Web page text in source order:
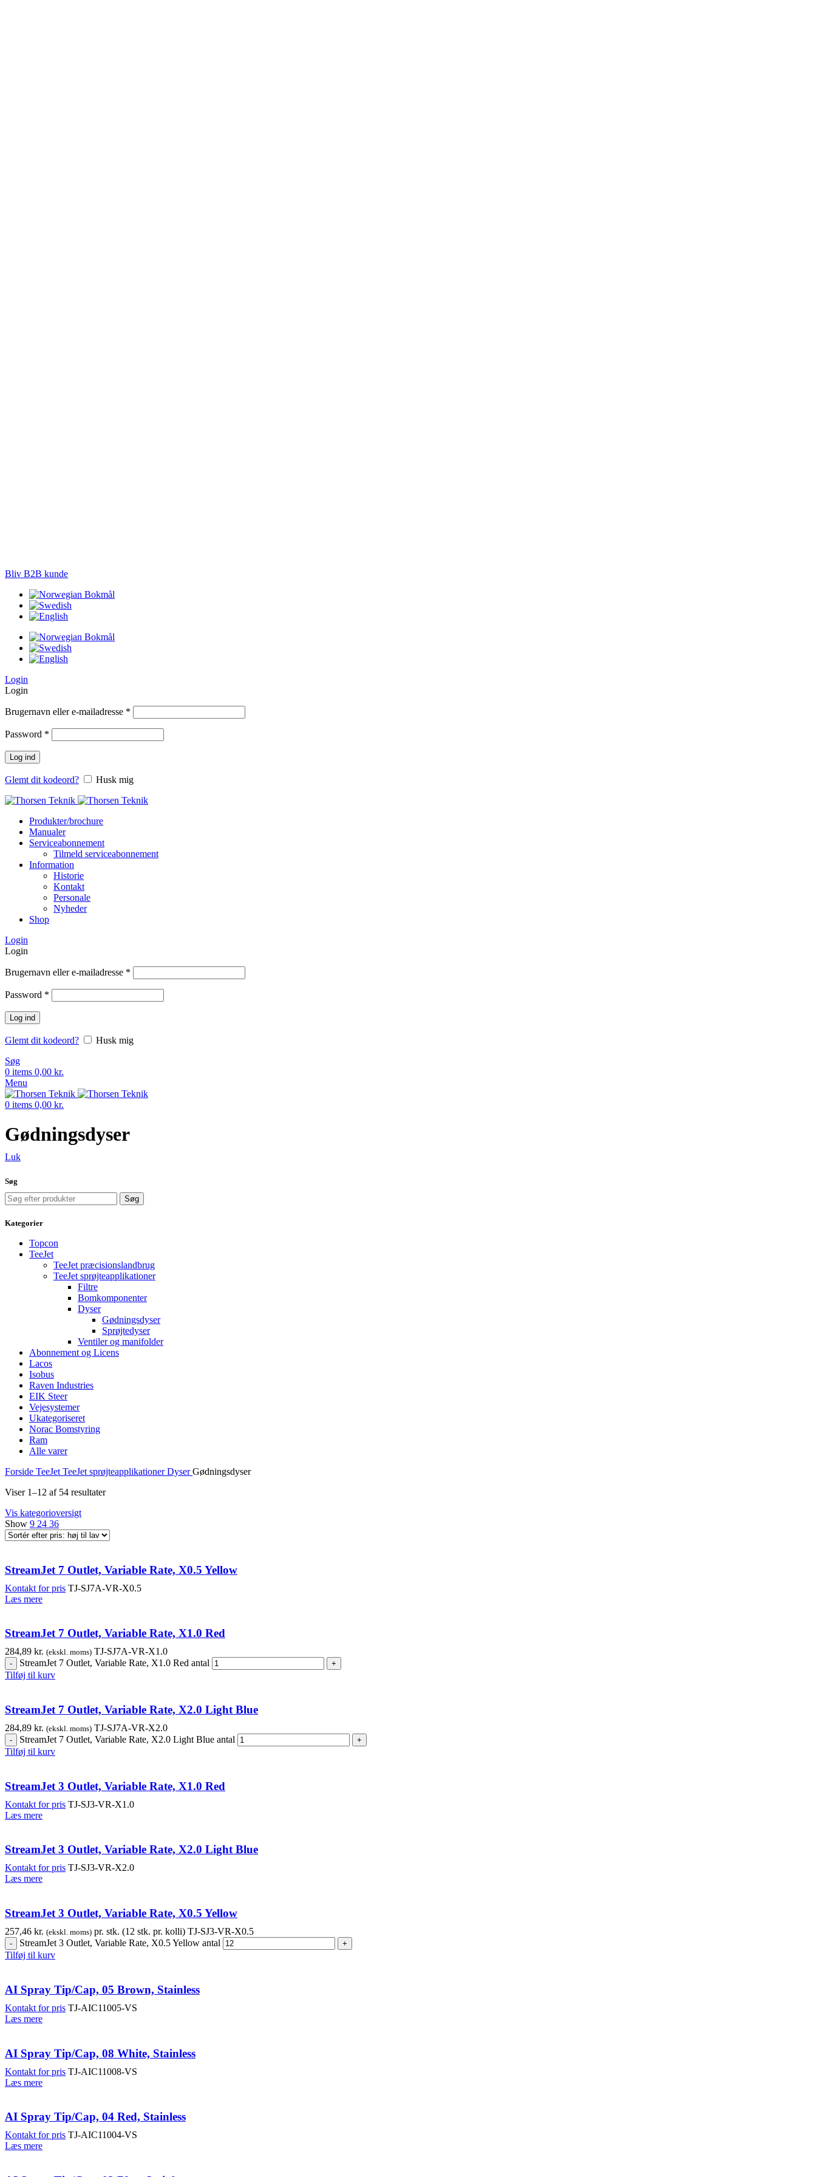
Bliv B2B kunde
Login
Login
Brugernavn eller e-mailadresse *
Password *
Log ind
Glemt dit kodeord? Husk mig
Produkter/brochure
Manualer
Serviceabonnement
Tilmeld serviceabonnement
Information
Historie
Kontakt
Personale
Nyheder
Shop
Login
Login
Brugernavn eller e-mailadresse *
Password *
Log ind
Glemt dit kodeord?
Husk mig
Søg
0 items 0,00 kr.
Menu
0 items 0,00 kr.
Gødningsdyser
Luk
Søg
Søg
Kategorier
Topcon
TeeJet
TeeJet præcisionslandbrug
TeeJet sprøjteapplikationer
Filtre
Bomkomponenter
Dyser
Gødningsdyser
Sprøjtedyser
Ventiler og manifolder
Abonnement og Licens
Lacos
Isobus
Raven Industries
EIK Steer
Vejesystemer
Ukategoriseret
Norac Bomstyring
Ram
Alle varer
Forside TeeJet TeeJet sprøjteapplikationerDyserGødningsdyser
Viser 1–12 af 54 resultater
Vis kategorioversigt
Show 9 24 36
StreamJet 7 Outlet, Variable Rate, X0.5 Yellow
Kontakt for pris TJ-SJ7A-VR-X0.5
Læs mere
StreamJet 7 Outlet, Variable Rate, X1.0 Red
284,89 kr. (ekskl. moms) TJ-SJ7A-VR-X1.0
StreamJet 7 Outlet, Variable Rate, X1.0 Red antal
Tilføj til kurv
StreamJet 7 Outlet, Variable Rate, X2.0 Light Blue
284,89 kr. (ekskl. moms) TJ-SJ7A-VR-X2.0
StreamJet 7 Outlet, Variable Rate, X2.0 Light Blue antal
Tilføj til kurv
StreamJet 3 Outlet, Variable Rate, X1.0 Red
Kontakt for pris TJ-SJ3-VR-X1.0
Læs mere
StreamJet 3 Outlet, Variable Rate, X2.0 Light Blue
Kontakt for pris TJ-SJ3-VR-X2.0
Læs mere
StreamJet 3 Outlet, Variable Rate, X0.5 Yellow
257,46 kr. (ekskl. moms) pr. stk. (12 stk. pr. kolli) TJ-SJ3-VR-X0.5
StreamJet 3 Outlet, Variable Rate, X0.5 Yellow antal
Tilføj til kurv
AI Spray Tip/Cap, 05 Brown, Stainless
Kontakt for pris TJ-AIC11005-VS
Læs mere
AI Spray Tip/Cap, 08 White, Stainless
Kontakt for pris TJ-AIC11008-VS
Læs mere
AI Spray Tip/Cap, 04 Red, Stainless
Kontakt for pris TJ-AIC11004-VS
Læs mere